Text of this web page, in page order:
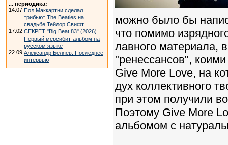
... периодика:
14.07 Пол Маккартни сделал
трибьют The Beatles на
свадьбе Тейлор Свифт
17.02 СЕКРЕТ "Big Beat 83" (2026).
Первый мерсибит-альбом на
русском языке
22.09 Александр Беляев. Последнее
интервью
можно было бы
что помимо
лавного материала,
"ренессансов",
Give More Love, на
дух коллективного
при этом получили
Поэтому Give More
альбомом с